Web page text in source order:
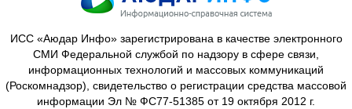
ИСС «Аюдар Инфо» зарегистрирована в качестве электронного
СМИ Федеральной службой по надзору в сфере связи,
информационных технологий и массовых коммуникаций
(Роскомнадзор), свидетельство о регистрации средства массовой
информации Эл № ФС77-51385 от 19 октября 2012 г.